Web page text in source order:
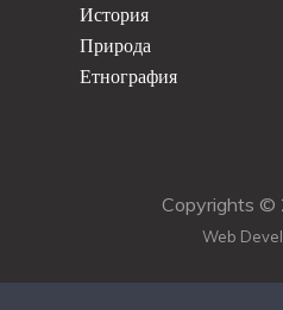
История
Природа
Етнография
Copyrights ©
Web